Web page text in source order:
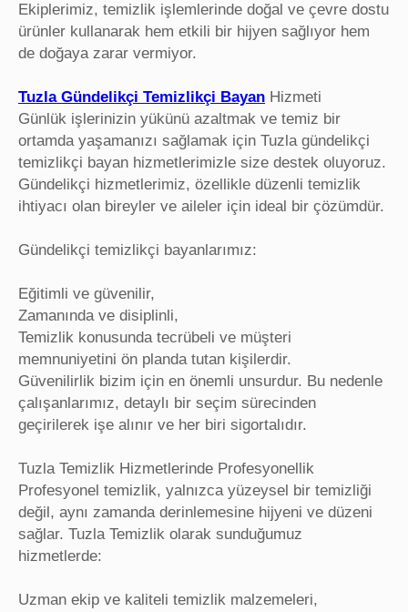
Ekiplerimiz, temizlik işlemlerinde doğal ve çevre dostu
ürünler kullanarak hem etkili bir hijyen sağlıyor hem
de doğaya zarar vermiyor.
Tuzla Gündelikçi Temizlikçi Bayan Hizmeti
Günlük işlerinizin yükünü azaltmak ve temiz bir
ortamda yaşamanızı sağlamak için Tuzla gündelikçi
temizlikçi bayan hizmetlerimizle size destek oluyoruz.
Gündelikçi hizmetlerimiz, özellikle düzenli temizlik
ihtiyacı olan bireyler ve aileler için ideal bir çözümdür.
Gündelikçi temizlikçi bayanlarımız:
Eğitimli ve güvenilir,
Zamanında ve disiplinli,
Temizlik konusunda tecrübeli ve müşteri
memnuniyetini ön planda tutan kişilerdir.
Güvenilirlik bizim için en önemli unsurdur. Bu nedenle
çalışanlarımız, detaylı bir seçim sürecinden
geçirilerek işe alınır ve her biri sigortalıdır.
Tuzla Temizlik Hizmetlerinde Profesyonellik
Profesyonel temizlik, yalnızca yüzeysel bir temizliği
değil, aynı zamanda derinlemesine hijyeni ve düzeni
sağlar. Tuzla Temizlik olarak sunduğumuz
hizmetlerde:
Uzman ekip ve kaliteli temizlik malzemeleri,